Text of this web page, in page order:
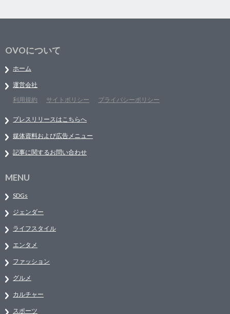
OVOについて
ホーム
運営会社
利用規約
サイトポリシー プライバシーポリシー
プレスリリースはこちらへ
媒体資料および広告メニュー
記事に関するお問い合わせ
MENU
SDGs
ジェンダー
ライフスタイル
エンタメ
ファッション
グルメ
カルチャー
スポーツ